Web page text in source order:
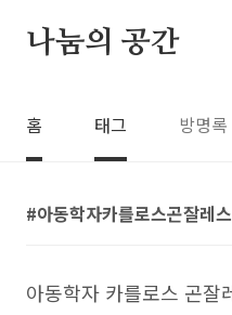
나눔의 공간
홈 태그 방명록
아동학자카를로스곤잘레스